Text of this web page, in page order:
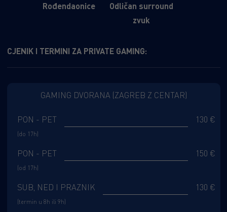
Rođendaonice
Odličan surround
zvuk
CJENIK I TERMINI ZA PRIVATE GAMING:
GAMING DVORANA (ZAGREB Z CENTAR)
PON - PET 130 €
(do 17h)
PON - PET 150 €
(od 17h)
SUB, NED I PRAZNIK 130 €
(termin u 8h ili 9h)